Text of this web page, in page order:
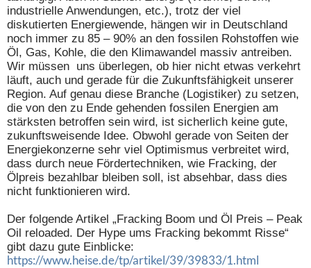
industrielle Anwendungen, etc.), trotz der viel
diskutierten Energiewende, hängen wir in Deutschland
noch immer zu 85 – 90% an den fossilen Rohstoffen wie
Öl, Gas, Kohle, die den Klimawandel massiv antreiben.
Wir müssen uns überlegen, ob hier nicht etwas verkehrt
läuft, auch und gerade für die Zukunftsfähigkeit unserer
Region. Auf genau diese Branche (Logistiker) zu setzen,
die von den zu Ende gehenden fossilen Energien am
stärksten betroffen sein wird, ist sicherlich keine gute,
zukunftsweisende Idee. Obwohl gerade von Seiten der
Energiekonzerne sehr viel Optimismus verbreitet wird,
dass durch neue Fördertechniken, wie Fracking, der
Ölpreis bezahlbar bleiben soll, ist absehbar, dass dies
nicht funktionieren wird.
Der folgende Artikel „Fracking Boom und Öl Preis – Peak
Oil reloaded. Der Hype ums Fracking bekommt Risse“
gibt dazu gute Einblicke:
https://www.heise.de/tp/artikel/39/39833/1.html